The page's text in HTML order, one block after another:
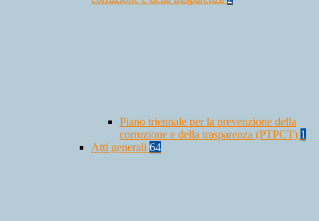
Piano triennale per la prevenzione della
corruzione e della trasparenza (PTPCT) 1
Atti generali 64